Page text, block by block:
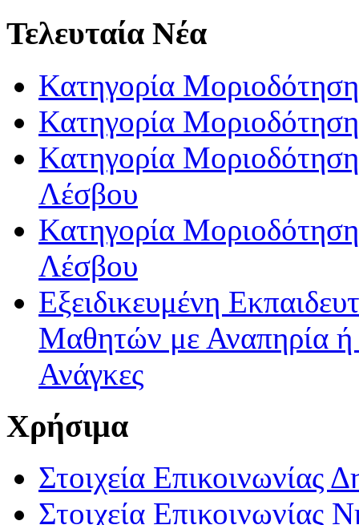
Τελευταία Νέα
Κατηγορία
Κατηγορία
Κατηγορία
Λέσβου
Κατηγορία
Λέσβου
Εξειδικευμένη
Μαθητών με Αναπηρία ή /
Ανάγκες
Χρήσιμα
Στοιχεία Επικοινωνίας
Στοιχεία Επικοινωνίας